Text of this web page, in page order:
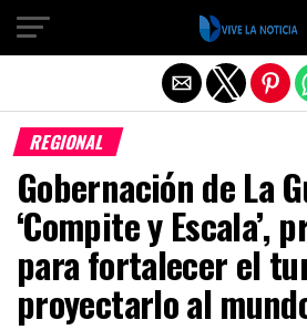
REGIONAL
Gobernación de La
‘Compite y Escala’,
para fortalecer el
proyectarlo al
Salir de la versión